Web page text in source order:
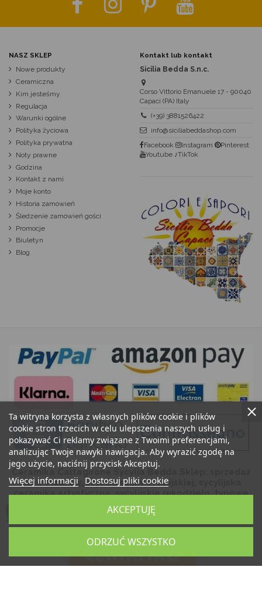
Ta witryna korzysta z własnych plików cookie i plików
cookie stron trzecich w celu ulepszenia naszych usług i
pokazywać Ci reklamy związane z Twoimi preferencjami,
analizując Twoje nawyki nawigacja. Aby wyrazić zgodę na
jego użycie, naciśnij przycisk Akceptuj.
Więcej informacji Dostosuj pliki cookie
ODRZUĆ WSZYSTKO
AKCEPTUJĘ
NASZ SKLEP
Nowe produkty
Ceramiczna
Kim jesteśmy
Regulacja
Warunki ogólne
Polityka życiowa
Polityka prywatna
Noty prawne
Godzina
Kontakt z nami
Moje konto
Historia zamówień
Śledzenie zamówień gości
Promocje
Biuletyn
Blog
Kontakt lub kontakt
Sicilia Bedda S.n.c.
Corso Vittorio Emanuele 17 - 90040
Capaci (PA) Italy
(+39) 3881526422
info@siciliabeddashop.com
Facebook
Instagram
Pinterest
Youtube ♪TikTok
Ceramika Caltagirone Sycylia Bedda Sklep: sprzedaż
głów Maurów, szyszki sosny sycylijskiej, sycylijska
ceramika artystyczna, sycylijskie rękodzieło, typowe
produkty sycylijskie, sycylijskie pamiątki